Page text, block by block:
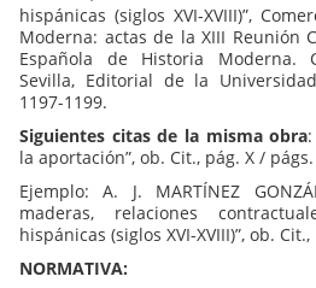
hispánicas (siglos XVI-XVIII)”,
Moderna: actas de la XIII Reunión
Española de Historia Moderna.
Sevilla, Editorial de la
1197-1199.
Siguientes citas de la misma obra
la aportación”, ob. Cit., pág. X / págs.
Ejemplo: A. J. MARTÍNEZ
maderas, relaciones
hispánicas (siglos XVI-XVIII)”, ob.
NORMATIVA: